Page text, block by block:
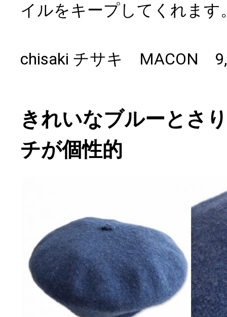
イルをキープしてくれます
chisaki チサキ MACON
きれいなブルーとさ
チが個性的